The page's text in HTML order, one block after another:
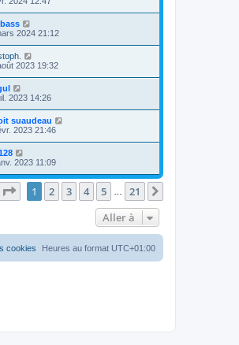
2024 21:12
2023 19:32
2023 14:26
suaudeau
2023 21:46
2023 11:09
Page sur21
1 2 3 4 5 21
Aller à
Heures au format UTC+01:00
cookies